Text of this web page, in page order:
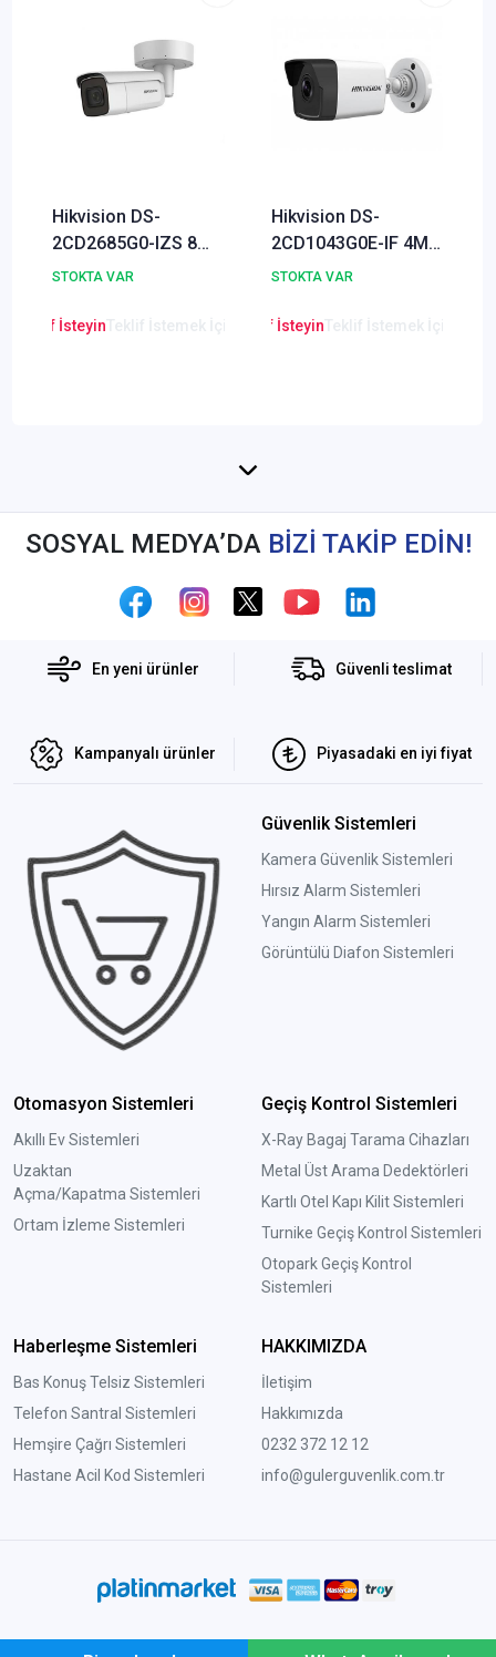
Hikvision DS-
2CD2685G0-IZS 8MP
IP Güvenlik Kamerası
STOKTA VAR
Teklif İsteyin Teklif İstemek İçin Tıklayınız
Hikvision DS-
2CD1043G0E-IF 4MP
IP Bullet Güvenlik
STOKTA VAR
Lütfen Teklif İsteyin
SOSYAL MEDYA’DA BİZİ TAKİP EDİN!
En yeni ürünler Güvenli teslimat
Kampanyalı ürünler Piyasadaki en iyi fiyat
Güvenlik Sistemleri
Kamera Güvenlik Sistemleri
Hırsız Alarm Sistemleri
Yangın Alarm Sistemleri
Görüntülü Diafon Sistemleri
Otomasyon Sistemleri
Akıllı Ev Sistemleri
Uzaktan
Açma/Kapatma Sistemleri
Ortam İzleme Sistemleri
Geçiş Kontrol Sistemleri
X-Ray Bagaj Tarama Cihazları
Metal Üst Arama Dedektörleri
Kartlı Otel Kapı Kilit Sistemleri
Turnike Geçiş Kontrol Sistemleri
Otopark Geçiş Kontrol
Sistemleri
Haberleşme Sistemleri
Bas Konuş Telsiz Sistemleri
Telefon Santral Sistemleri
Hemşire Çağrı Sistemleri
Hastane Acil Kod Sistemleri
HAKKIMIZDA
İletişim
Hakkımızda
0232 372 12 12
info@gulerguvenlik.com.tr